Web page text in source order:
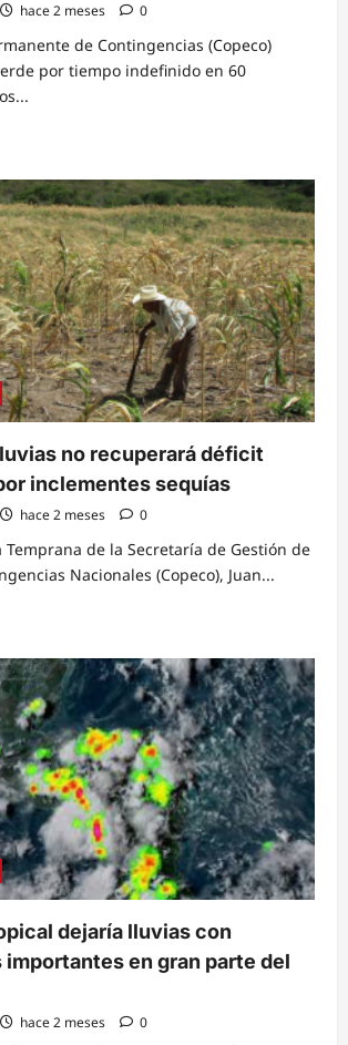
hace 2 meses 0
de Contingencias (Copeco)
por tiempo indefinido en 60
no recuperará déficit
inclementes sequías
hace 2 meses 0
Temprana de la Secretaría de Gestión de
Nacionales (Copeco), Juan...
dejaría lluvias con
importantes en gran parte del
hace 2 meses 0